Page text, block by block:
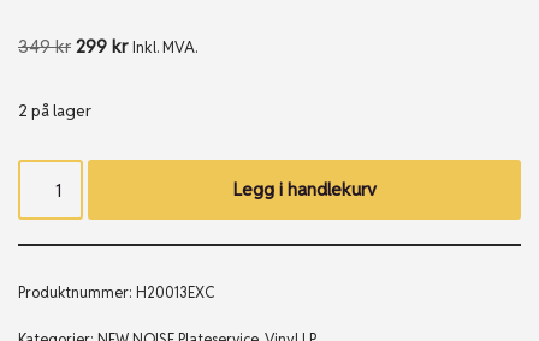
349kr 299 kr Inkl. MVA.
2 på lager
Legg i handlekurv
Produktnummer: H20013EXC